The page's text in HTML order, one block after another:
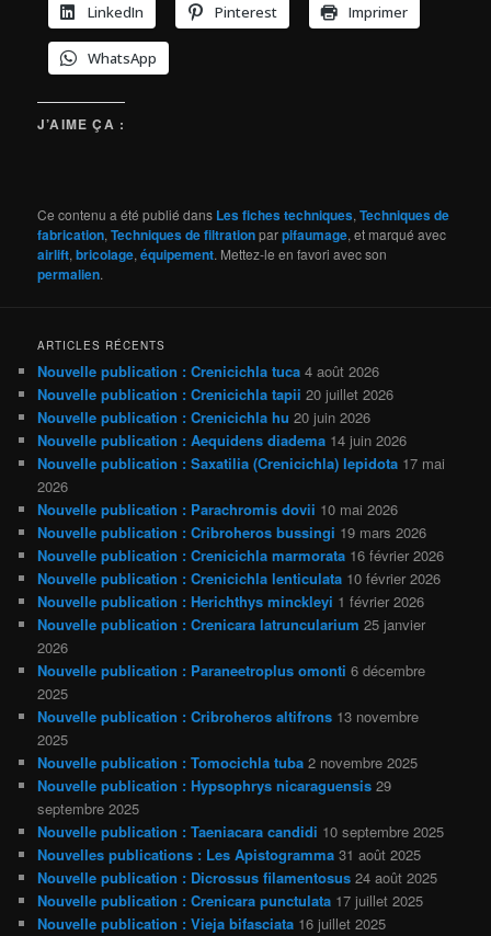
LinkedIn Pinterest Imprimer
WhatsApp
J’AIME ÇA :
Ce contenu a été publié dans Les fiches techniques,Techniques de
fabrication,Techniques de filtrationparpifaumage, et marqué avec
airlift,bricolage,équipement. Mettez-le en favori avec son
permalien.
ARTICLES RÉCENTS
Nouvelle publication : Crenicichla tuca 4 août 2026
Nouvelle publication : Crenicichla tapii 20 juillet 2026
Nouvelle publication : Crenicichla hu 20 juin 2026
Nouvelle publication : Aequidens diadema 14 juin 2026
Nouvelle publication : Saxatilia (Crenicichla) lepidota 17 mai
2026
Nouvelle publication : Parachromis dovii 10 mai 2026
Nouvelle publication : Cribroheros bussingi 19 mars 2026
Nouvelle publication : Crenicichla marmorata 16 février 2026
Nouvelle publication : Crenicichla lenticulata 10 février 2026
Nouvelle publication : Herichthys minckleyi 1 février 2026
Nouvelle publication : Crenicara latruncularium 25 janvier
2026
Nouvelle publication : Paraneetroplus omonti 6 décembre
2025
Nouvelle publication : Cribroheros altifrons 13 novembre
2025
Nouvelle publication : Tomocichla tuba 2 novembre 2025
Nouvelle publication : Hypsophrys nicaraguensis 29
septembre 2025
Nouvelle publication : Taeniacara candidi 10 septembre 2025
Nouvelles publications : Les Apistogramma 31 août 2025
Nouvelle publication : Dicrossus filamentosus 24 août 2025
Nouvelle publication : Crenicara punctulata 17 juillet 2025
Nouvelle publication : Vieja bifasciata 16 juillet 2025